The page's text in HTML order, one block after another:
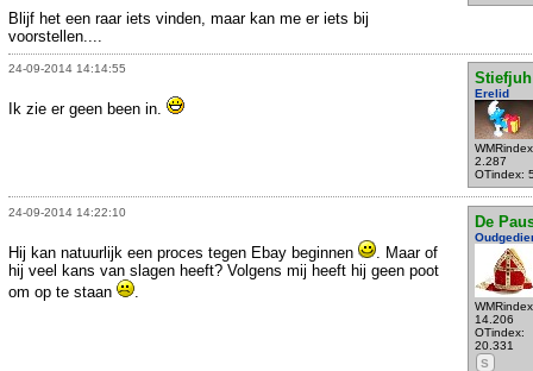
Blijf het een raar iets vinden, maar kan me er iets bij
voorstellen....
24-09-2014 14:14:55
Stiefjuh
Erelid
2.287
OTindex:
Ik zie er geen been in.
24-09-2014 14:22:10
De
14.206
OTindex:
20.331
S
Hij kan natuurlijk een proces tegen Ebay beginnen
. Maar of
hij veel kans van slagen heeft? Volgens mij heeft hij geen poot
om op te staan